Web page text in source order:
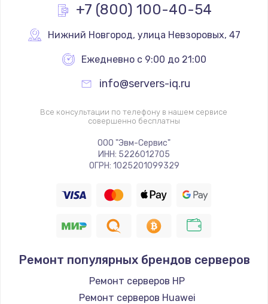
+7 (800) 100-40-54
Нижний Новгород, улица Невзоровых, 47
Ежедневно с 9:00 до 21:00
info@servers-iq.ru
Все консультации по телефону в нашем сервисе
совершенно бесплатны
ООО "Эвм-Сервис"
ИНН: 5226012705
ОГРН: 1025201099329
Ремонт популярных брендов серверов
Ремонт серверов HP
Ремонт серверов Huawei